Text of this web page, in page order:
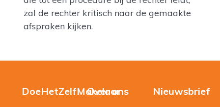
zal de rechter kritisch naar de gemaakte
afspraken kijken.
DoeHetZelfMakelaar
Over ons Nieuwsbrief